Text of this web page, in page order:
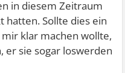
in diesem Zeitraum
hatten. Sollte dies ein
klar machen wollte,
er sie sogar loswerden